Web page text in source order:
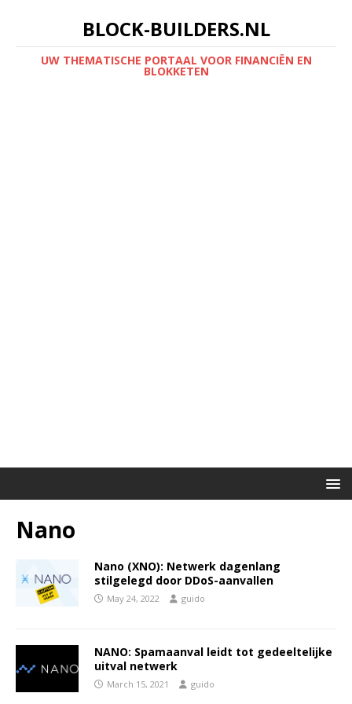
BLOCK-BUILDERS.NL
UW THEMATISCHE PORTAAL VOOR FINANCIËN EN
BLOKKETEN
Nano
Nano (XNO): Netwerk dagenlang
stilgelegd door DDoS-aanvallen
May 24, 2022 guido
NANO: Spamaanval leidt tot gedeeltelijke
uitval netwerk
March 15, 2021 guido